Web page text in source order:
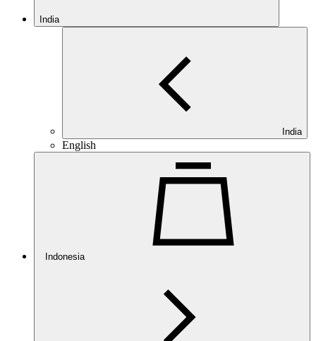
India
India
English
Indonesia